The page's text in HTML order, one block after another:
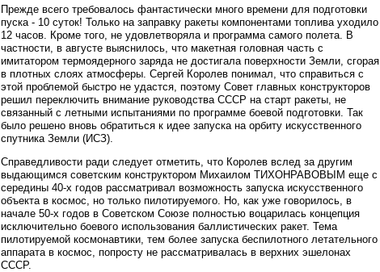
Прежде всего требовалось фантастически много времени для подготовки
пуска - 10 суток! Только на заправку ракеты компонентами топлива уходило
12 часов. Кроме того, не удовлетворяла и программа самого полета. В
частности, в августе выяснилось, что макетная головная часть с
имитатором термоядерного заряда не достигала поверхности Земли, сгорая
в плотных слоях атмосферы. Сергей Королев понимал, что справиться с
этой проблемой быстро не удастся, поэтому Совет главных конструкторов
решил переключить внимание руководства СССР на старт ракеты, не
связанный с летными испытаниями по программе боевой подготовки. Так
было решено вновь обратиться к идее запуска на орбиту искусственного
спутника Земли (ИСЗ).
Справедливости ради следует отметить, что Королев вслед за другим
выдающимся советским конструктором Михаилом ТИХОНРАВОВЫМ еще с
середины 40-х годов рассматривал возможность запуска искусственного
объекта в космос, но только пилотируемого. Но, как уже говорилось, в
начале 50-х годов в Советском Союзе полностью воцарилась концепция
исключительно боевого использования баллистических ракет. Тема
пилотируемой космонавтики, тем более запуска беспилотного летательного
аппарата в космос, попросту не рассматривалась в верхних эшелонах
СССР.